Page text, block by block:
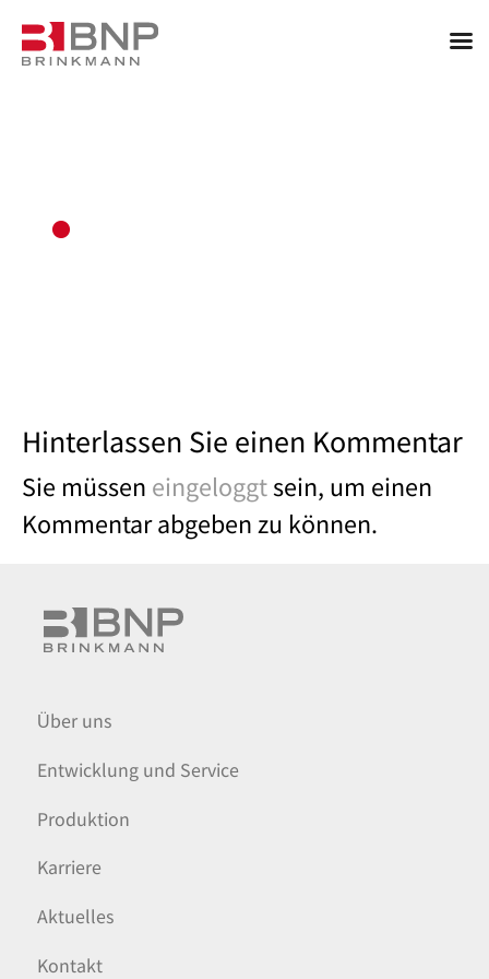
Hinterlassen Sie einen Kommentar
Sie müssen eingeloggtsein, um einen
Kommentar abgeben zu können.
Über uns
Entwicklung und Service
Produktion
Karriere
Aktuelles
Kontakt